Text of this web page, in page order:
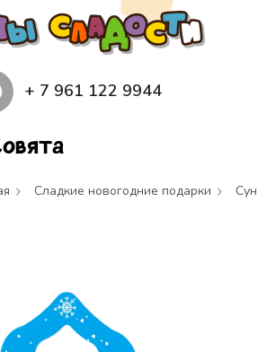
+ 7 961 122 9944
Сладкие новогодние подарки